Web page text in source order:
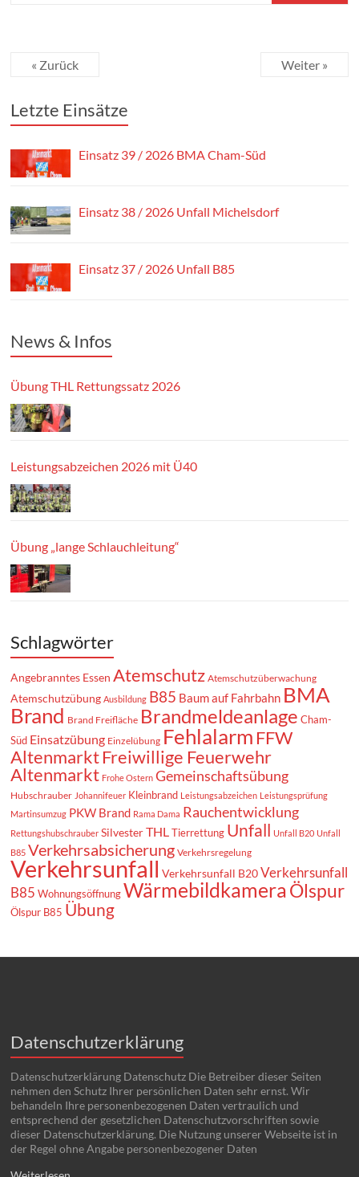
« Zurück Weiter »
Letzte Einsätze
Einsatz 39 / 2026 BMA Cham-Süd
Einsatz 38 / 2026 Unfall Michelsdorf
Einsatz 37 / 2026 Unfall B85
News & Infos
Übung THL Rettungssatz 2026
Leistungsabzeichen 2026 mit Ü40
Übung „lange Schlauchleitung“
Schlagwörter
Angebranntes Essen Atemschutz Atemschutzüberwachung
Atemschutzübung Ausbildung B85 Baum auf Fahrbahn BMA
Brand Brand Freifläche Brandmeldeanlage Cham-
Süd Einsatzübung Einzelübung Fehlalarm FFW
AltenmarktFreiwillige Feuerwehr
Altenmarkt Frohe Ostern Gemeinschaftsübung
Hubschrauber Johannifeuer Kleinbrand Leistungsabzeichen Leistungsprüfung
Martinsumzug PKW Brand Rama Dama Rauchentwicklung
Rettungshubschrauber Silvester THL Tierrettung Unfall Unfall B20 Unfall
B85 Verkehrsabsicherung Verkehrsregelung
Verkehrsunfall Verkehrsunfall B20 Verkehrsunfall
B85 Wohnungsöffnung WärmebildkameraÖlspur
Ölspur B85 Übung
Datenschutzerklärung
Datenschutzerklärung Datenschutz Die Betreiber dieser Seiten
nehmen den Schutz Ihrer persönlichen Daten sehr ernst. Wir
behandeln Ihre personenbezogenen Daten vertraulich und
entsprechend der gesetzlichen Datenschutzvorschriften sowie
dieser Datenschutzerklärung. Die Nutzung unserer Webseite ist in
der Regel ohne Angabe personenbezogener Daten